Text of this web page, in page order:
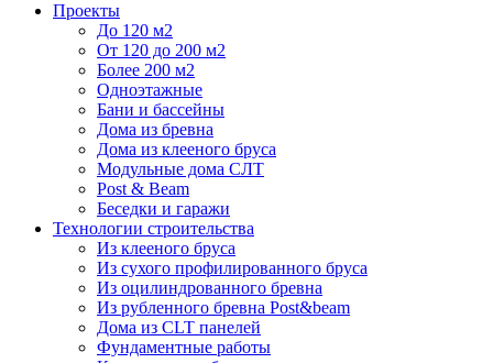
Проекты
До 120 м2
От 120 до 200 м2
Более 200 м2
Одноэтажные
Бани и бассейны
Дома из бревна
Дома из клееного бруса
Модульные дома СЛТ
Post & Beam
Беседки и гаражи
Технологии строительства
Из клееного бруса
Из сухого профилированного бруса
Из оцилиндрованного бревна
Из рубленного бревна Post&beam
Дома из CLT панелей
Фундаментные работы